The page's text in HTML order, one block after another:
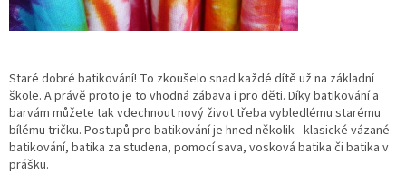
Staré dobré batikování! To zkoušelo snad každé dítě už na základní
škole. A právě proto je to vhodná zábava i pro děti. Díky batikování a
barvám můžete tak vdechnout nový život třeba vybledlému starému
bílému tričku. Postupů pro batikování je hned několik - klasické vázané
batikování, batika za studena, pomocí sava, vosková batika či batika v
prášku.